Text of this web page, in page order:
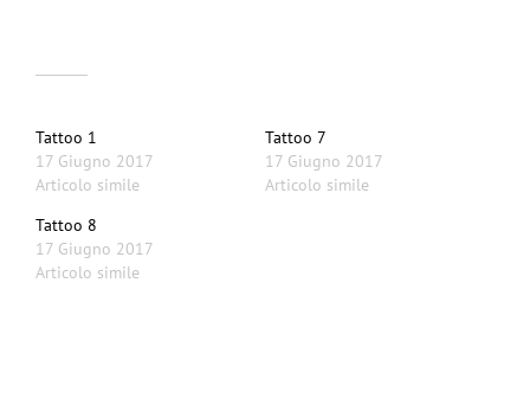
Tattoo 1
17 Giugno 2017
Articolo simile
Tattoo 7
17 Giugno 2017
Articolo simile
Tattoo 8
17 Giugno 2017
Articolo simile